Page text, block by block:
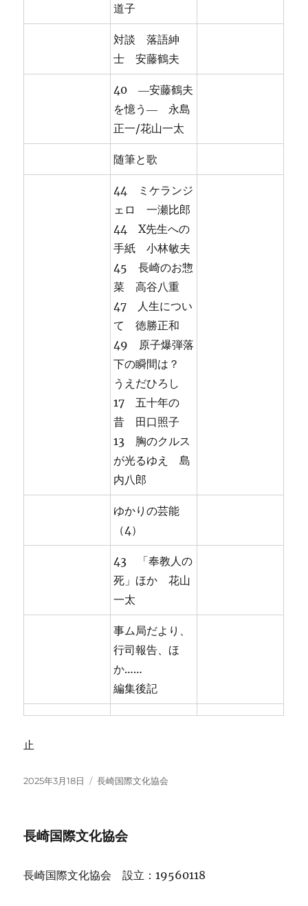
道子
対談 落語紳
士 安藤鶴夫
40 ―安藤鶴夫
を憶う― 永島
正一/花山一太
随筆と歌
44 ミケランジ
ェロ 一瀬比郎
44 X先生への
手紙 小林敏夫
45 長崎のお惣
菜 高谷八重
47 人生につい
て 徳勝正和
49 原子爆弾落
下の瞬間は？
うえだひろし
17 五十年の
昔 田口照子
13 胸のクルス
が光るゆえ 島
内八郎
ゆかりの芸能
（4）
43 「奉教人の
死」ほか 花山
一太
事ム局だより、
行司報告、ほ
か……
編集後記
止
投
2025年3月18日
カ
ー
長崎国際文化協会
長崎国際文化協会
長崎国際文化協会 設立：19560118